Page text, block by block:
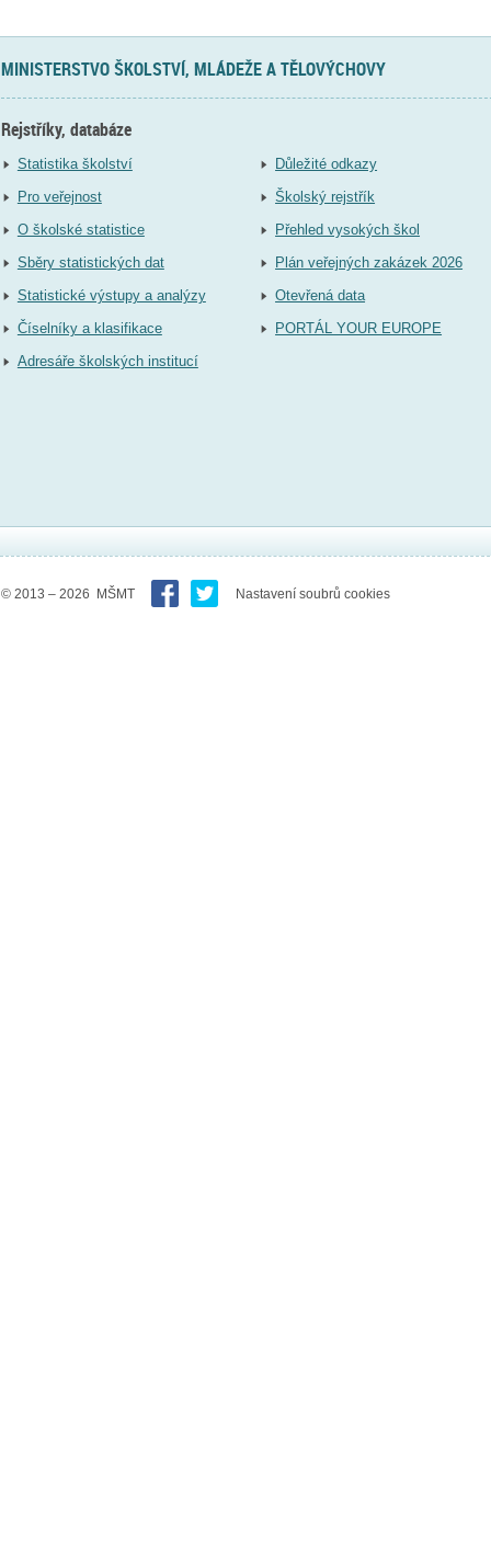
MINISTERSTVO ŠKOLSTVÍ, MLÁDEŽE A TĚLOVÝCHOVY
Rejstříky, databáze
Statistika školství
Pro veřejnost
O školské statistice
Sběry statistických dat
Statistické výstupy a analýzy
Číselníky a klasifikace
Adresáře školských institucí
Důležité odkazy
Školský rejstřík
Přehled vysokých škol
Plán veřejných zakázek 2026
Otevřená data
PORTÁL YOUR EUROPE
© 2013 – 2026 MŠMT Nastavení soubrů cookies